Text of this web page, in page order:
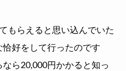
もらえると思い込んでいた
好をして行ったのです
ら20,000円かかると知っ